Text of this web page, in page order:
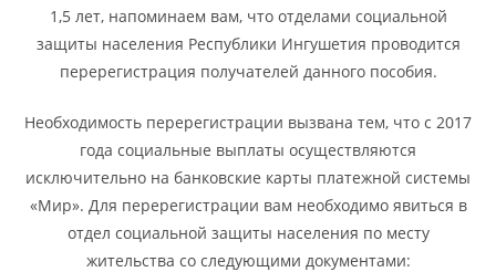
1,5 лет, напоминаем вам, что отделами социальной
защиты населения Республики Ингушетия проводится
перерегистрация получателей данного пособия.
Необходимость перерегистрации вызвана тем, что с 2017
года социальные выплаты осуществляются
исключительно на банковские карты платежной системы
«Мир». Для перерегистрации вам необходимо явиться в
отдел социальной защиты населения по месту
жительства со следующими документами: